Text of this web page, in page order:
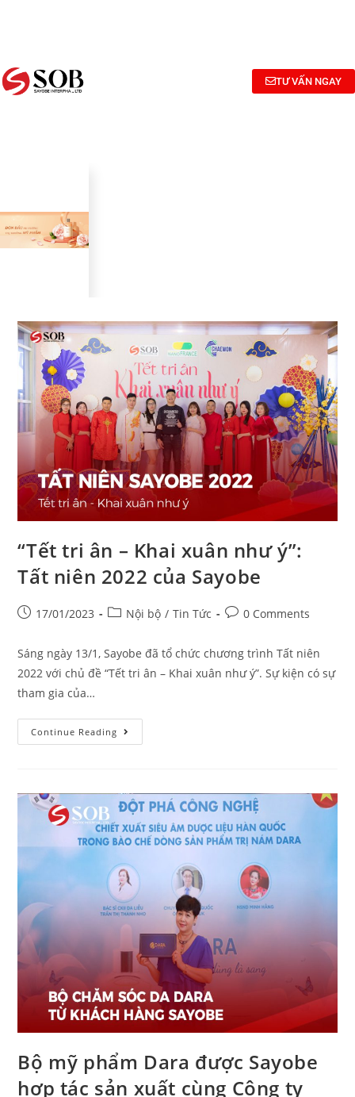
THỨC
PHẨM
TƯ VẤN NGAY
“Tết tri ân – Khai xuân như ý”:
Tất niên 2022 của Sayobe
17/01/2023 Nội bộ / Tin Tức 0 Comments
Sáng ngày 13/1, Sayobe đã tổ chức chương trình Tất niên
2022 với chủ đề “Tết tri ân – Khai xuân như ý”. Sự kiện có sự
tham gia của…
Continue Reading
Bộ mỹ phẩm Dara được Sayobe
hợp tác sản xuất cùng Công ty